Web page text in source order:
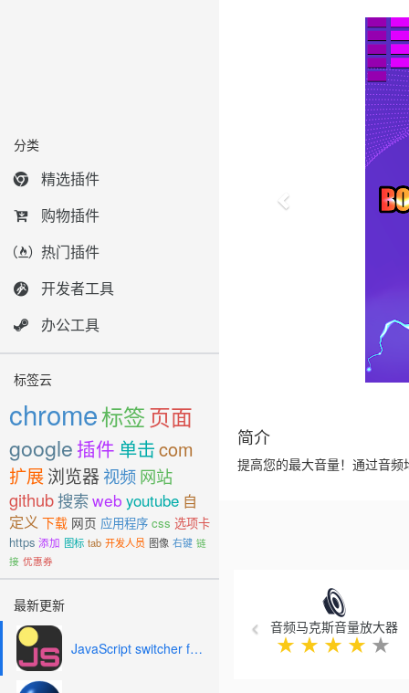
分类
精选插件
购物插件
热门插件
开发者工具
办公工具
标签云
chrome标签页面
google 插件 单击com
扩展浏览器 视频网站
github搜索web youtube 自
定义 下载 网页 应用程序 css 选项卡
https 添加 图标 tab 开发人员 图像 右键 链
接 优惠券
最新更新
JavaScript switcher for SEO and development
简介
提高您的最大音量！通过音
音频马克斯音量放大器
★ ★ ★ ★ ★